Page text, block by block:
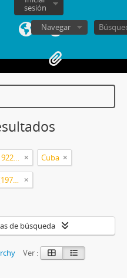
sesión
Navegar
Washington Carrasco Fernández (1922-2021) Cuba
Junta Militar de Gobierno de Chile (1973-1990)
de búsqueda
Ver :